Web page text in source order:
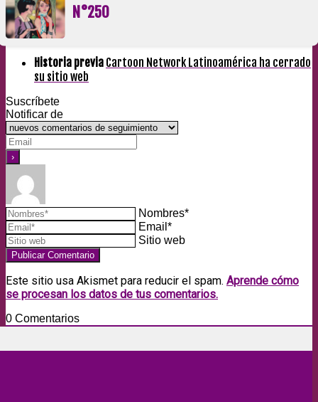
N°250
Historia previa Cartoon Network Latinoamérica ha cerrado
su sitio web
Suscríbete
Notificar de
Nombres*
Email*
Sitio web
Este sitio usa Akismet para reducir el spam. Aprende cómo
se procesan los datos de tus comentarios.
0 Comentarios